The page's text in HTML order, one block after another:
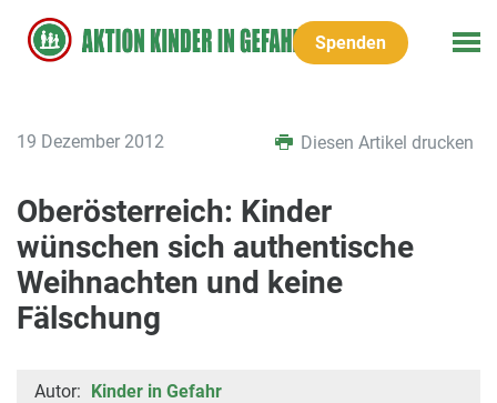
Spenden
19 Dezember 2012 Diesen Artikel drucken
Oberösterreich: Kinder
wünschen sich authentische
Weihnachten und keine
Fälschung
Autor: Kinder in Gefahr